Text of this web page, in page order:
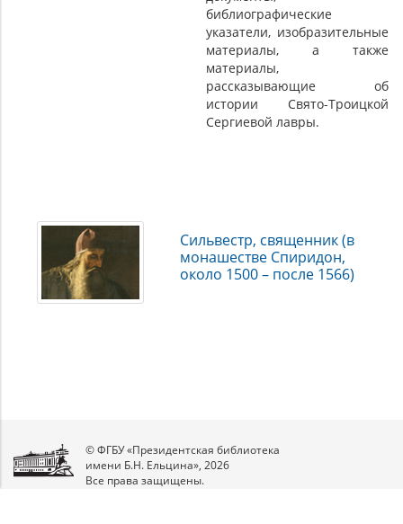
библиографические
указатели, изобразительные
материалы, а также
материалы,
рассказывающие об
истории Свято-Троицкой
Сергиевой лавры.
Сильвестр, священник (в
монашестве Спиридон,
около 1500 – после 1566)
© ФГБУ «Президентская библиотека
имени Б.Н. Ельцина», 2026
Все права защищены.